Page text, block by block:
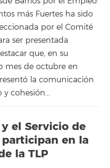
más Fuertes ha sido
por el Comité
ser presentada
que, en su
mes de octubre en
la comunicación
y cohesión…
el Servicio de
participan en la
la TLP